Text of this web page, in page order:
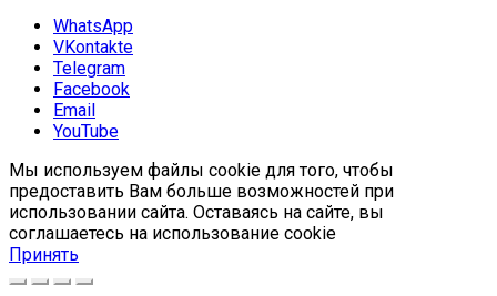
WhatsApp
VKontakte
Telegram
Facebook
Email
YouTube
Мы используем файлы cookie для того, чтобы
предоставить Вам больше возможностей при
использовании сайта. Оставаясь на сайте, вы
соглашаетесь на использование cookie
Принять